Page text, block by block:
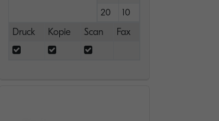
20
10
Druck
Kopie Scan Fax